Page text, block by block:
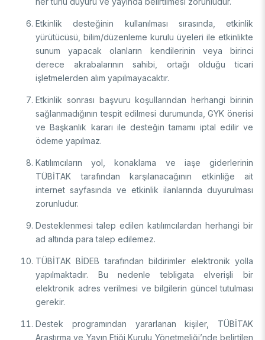
Etkinlik desteğinin kullanılması sırasında, etkinlik
yürütücüsü, bilim/düzenleme kurulu üyeleri ile etkinlikte
sunum yapacak olanların kendilerinin veya birinci
derece akrabalarının sahibi, ortağı olduğu ticari
işletmelerden alım yapılmayacaktır.
Etkinlik sonrası başvuru koşullarından herhangi birinin
sağlanmadığının tespit edilmesi durumunda, GYK önerisi
ve Başkanlık kararı ile desteğin tamamı iptal edilir ve
ödeme yapılmaz.
Katılımcıların yol, konaklama ve iaşe giderlerinin
TÜBİTAK tarafından karşılanacağının etkinliğe ait
internet sayfasında ve etkinlik ilanlarında duyurulması
zorunludur.
Desteklenmesi talep edilen katılımcılardan herhangi bir
ad altında para talep edilemez.
TÜBİTAK BİDEB tarafından bildirimler elektronik yolla
yapılmaktadır. Bu nedenle tebligata elverişli bir
elektronik adres verilmesi ve bilgilerin güncel tutulması
gerekir.
Destek programından yararlanan kişiler, TÜBİTAK
Araştırma ve Yayın Etiği Kurulu Yönetmeliği’nde belirtilen